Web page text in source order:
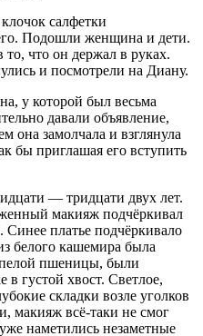
салфетки
Подошли женщина и дети.
что он держал в руках.
и посмотрели на Диану.
у которой был весьма
давали объявление,
она замолчала и взглянула
бы приглашая его вступить
— тридцати двух лет.
макияж подчёркивал
Синее платье подчёркивало
белого кашемира была
пшеницы, были
в густой хвост. Светлое,
складки возле уголков
макияж всё-таки не смог
наметились незаметные